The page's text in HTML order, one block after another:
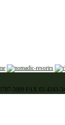
5009 FAX 03-4243-